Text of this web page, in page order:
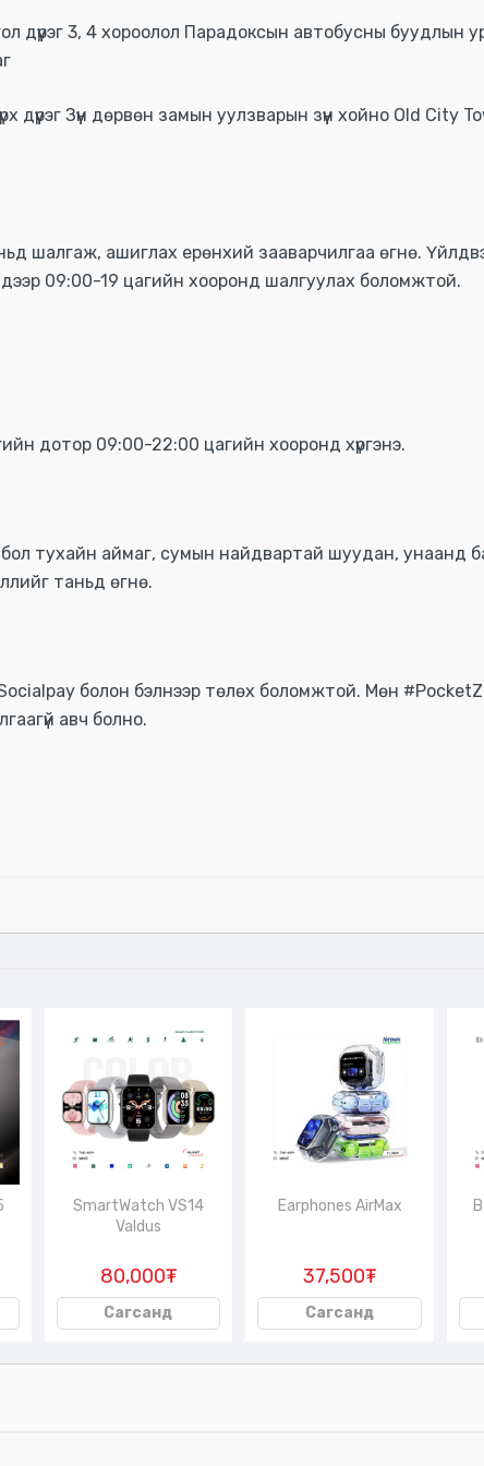
дүүрэг 3, 4 хороолол Парадоксын автобусны буудлын
дүүрэг Зүүн дөрвөн замын уулзварын зүүн хойно Old
шалгаж, ашиглах ерөнхий зааварчилгаа өгнө.
дээр 09:00-19 цагийн хооронд шалгуулах боломжтой.
дотор 09:00-22:00 цагийн хооронд хүргэнэ.
тухайн аймаг, сумын найдвартай шуудан, унаанд
таньд өгнө.
болон бэлнээр төлөх боломжтой. Мөн
авч болно.
SmartWatch VS14
Valdus
80,000₮
Сагсанд
Earphones AirMax
37,500₮
Сагсанд